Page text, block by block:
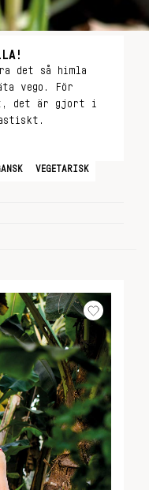
det så himla
vego. För
det är gjort i
VEGETARISK